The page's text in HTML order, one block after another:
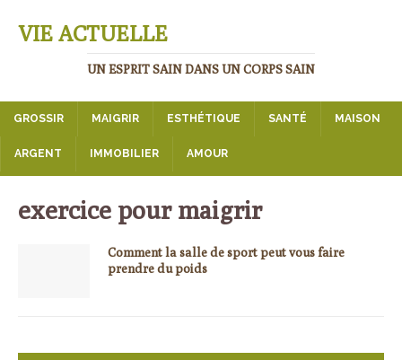
VIE ACTUELLE
UN ESPRIT SAIN DANS UN CORPS SAIN
GROSSIR MAIGRIR ESTHÉTIQUE SANTÉ MAISON
ARGENT IMMOBILIER AMOUR
exercice pour maigrir
Comment la salle de sport peut vous faire
prendre du poids